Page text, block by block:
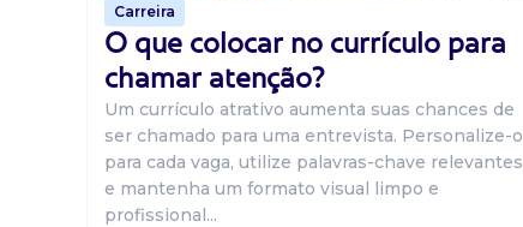
Carreira
O que colocar no currículo para
chamar atenção?
Um currículo atrativo aumenta suas chances de
ser chamado para uma entrevista. Personalize-o
para cada vaga, utilize palavras-chave relevantes
e mantenha um formato visual limpo e
profissional...